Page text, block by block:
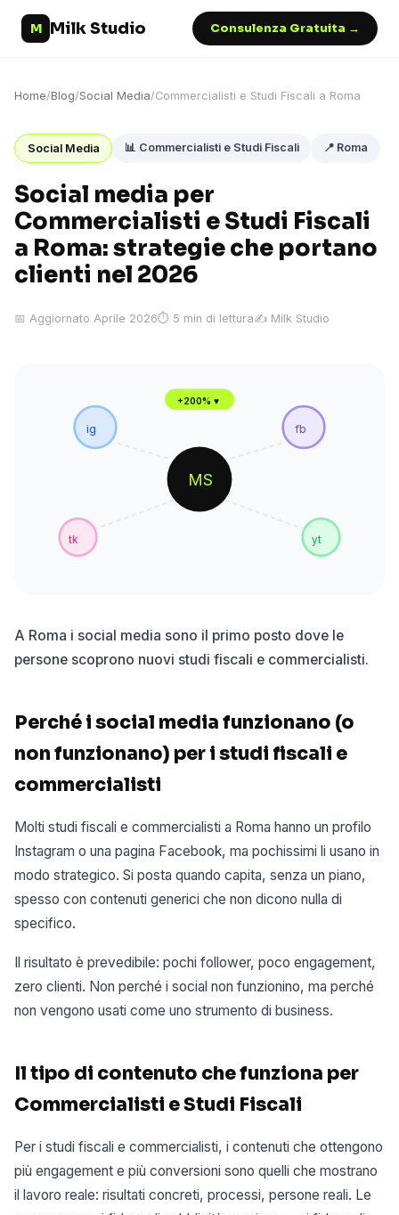
M Milk Studio Consulenza Gratuita →
Home/Blog/Social Media/Commercialisti e Studi Fiscali a Roma
Social Media 📊 Commercialisti e Studi Fiscali 📍 Roma
Social media per
Commercialisti e Studi Fiscali
a Roma: strategie che portano
clienti nel 2026
📅 Aggiornato Aprile 2026⏱ 5 min di lettura✍️ Milk Studio
MS
ig fb
tk yt
+200% ♥
A Roma i social media sono il primo posto dove le
persone scoprono nuovi studi fiscali e commercialisti.
Perché i social media funzionano (o
non funzionano) per i studi fiscali e
commercialisti
Molti studi fiscali e commercialisti a Roma hanno un profilo
Instagram o una pagina Facebook, ma pochissimi li usano in
modo strategico. Si posta quando capita, senza un piano,
spesso con contenuti generici che non dicono nulla di
specifico.
Il risultato è prevedibile: pochi follower, poco engagement,
zero clienti. Non perché i social non funzionino, ma perché
non vengono usati come uno strumento di business.
Il tipo di contenuto che funziona per
Commercialisti e Studi Fiscali
Per i studi fiscali e commercialisti, i contenuti che ottengono
più engagement e più conversioni sono quelli che mostrano
il lavoro reale: risultati concreti, processi, persone reali. Le